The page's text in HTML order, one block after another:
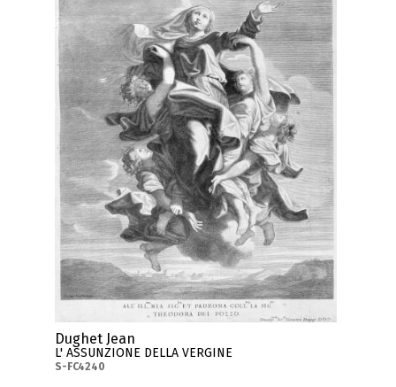
Dughet Jean
L' ASSUNZIONE DELLA VERGINE
S-FC4240